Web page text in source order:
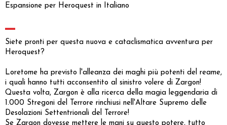
Espansione per Heroquest in Italiano
Siete pronti per questa nuova e cataclismatica avventura per
Heroquest?
Loretome ha previsto l'alleanza dei maghi più potenti del reame,
i quali hanno tutti acconsentito al sinistro volere di Zargon!
Questa volta, Zargon è alla ricerca della magia leggendaria di
1.000 Stregoni del Terrore rinchiusi nell'Altare Supremo delle
Desolazioni Settentrionali del Terrore!
Se Zargon dovesse mettere le mani su questo potere, tutto